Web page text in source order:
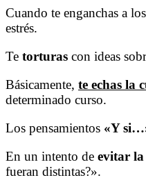
Cuando te enganchas a
estrés.
Te torturas con ideas
Básicamente, te echas la
determinado curso.
Los pensamientos «Y
En un intento de evitar
fueran distintas?».